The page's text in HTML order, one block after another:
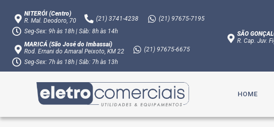
NITERÓI (Centro)
R. Mal. Deodoro, 70
(21) 3741-4238 (21) 97675-7195
Seg-Sex: 9h às 18h | Sáb: 8h às 14h
MARICÁ (São José do Imbassaí)
Rod. Ernani do Amaral Peixoto, KM 22
(21) 97675-6675
Seg-Sex: 7h às 18h | Sáb: 7h às 13h
SÃO
R. Cap. Juv.
HOME